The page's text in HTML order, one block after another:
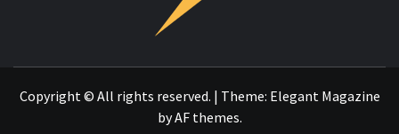
Copyright © All rights reserved. | Theme: Elegant Magazine
byAF themes.